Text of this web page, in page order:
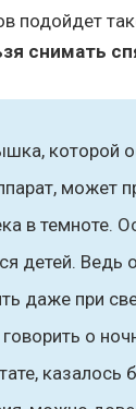
подойдет
снимать
которой
может
в темноте.
детей. Ведь
даже при
о
казалось